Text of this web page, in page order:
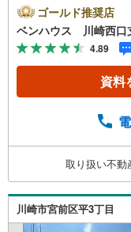
風も良好！■
ご対応させて
などにも対
さい。その他
物件を見て
う？」●「買
は、どれく
ことばかり・
いましたら、
【ベンハウス
ゴールド推奨店
ベンハウス 川崎西口
4.89
資料
取り扱い不動
川崎市宮前区平3丁目